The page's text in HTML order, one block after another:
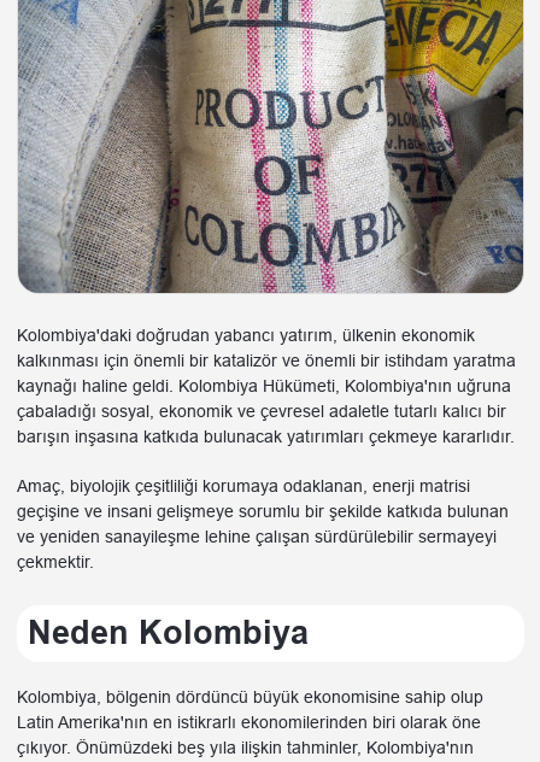
Kolombiya'daki doğrudan yabancı yatırım, ülkenin ekonomik
kalkınması için önemli bir katalizör ve önemli bir istihdam yaratma
kaynağı haline geldi. Kolombiya Hükümeti, Kolombiya'nın uğruna
çabaladığı sosyal, ekonomik ve çevresel adaletle tutarlı kalıcı bir
barışın inşasına katkıda bulunacak yatırımları çekmeye kararlıdır.
Amaç, biyolojik çeşitliliği korumaya odaklanan, enerji matrisi
geçişine ve insani gelişmeye sorumlu bir şekilde katkıda bulunan
ve yeniden sanayileşme lehine çalışan sürdürülebilir sermayeyi
çekmektir.
Neden Kolombiya
Kolombiya, bölgenin dördüncü büyük ekonomisine sahip olup
Latin Amerika'nın en istikrarlı ekonomilerinden biri olarak öne
çıkıyor. Önümüzdeki beş yıla ilişkin tahminler, Kolombiya'nın